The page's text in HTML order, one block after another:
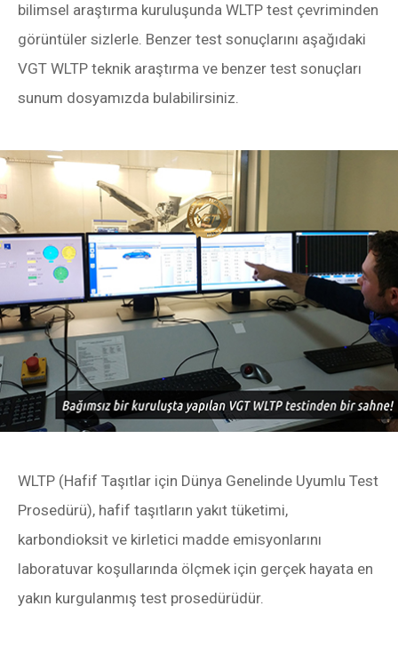
bilimsel araştırma kuruluşunda WLTP test çevriminden
görüntüler sizlerle. Benzer test sonuçlarını aşağıdaki
VGT WLTP teknik araştırma ve benzer test sonuçları
sunum dosyamızda bulabilirsiniz.
WLTP (Hafif Taşıtlar için Dünya Genelinde Uyumlu Test
Prosedürü), hafif taşıtların yakıt tüketimi,
karbondioksit ve kirletici madde emisyonlarını
laboratuvar koşullarında ölçmek için gerçek hayata en
yakın kurgulanmış test prosedürüdür.